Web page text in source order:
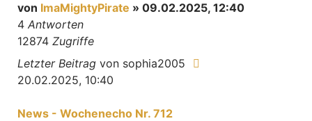
von ImaMightyPirate » 09.02.2025, 12:40
4 Antworten
12874 Zugriffe
Letzter Beitrag von sophia2005
20.02.2025, 10:40
News - Wochenecho Nr. 712